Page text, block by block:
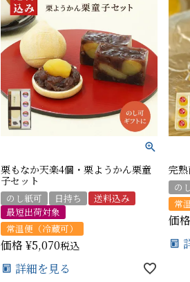
栗もなか天楽4個・栗ようかん栗童
子セット
のし紙可 日持ち
送料込み
最短出荷対象
常温便（冷蔵可）
価格 ¥5,070税込
詳細を見る
完
の
常
価格